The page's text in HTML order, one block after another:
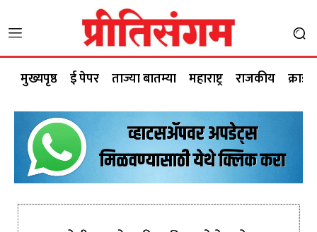
मुख्यपृष्ठ ई पेपर ताज्या बातम्या महाराष्ट्र राजकीय क्राईम